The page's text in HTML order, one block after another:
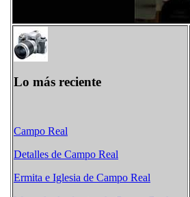
Lo más reciente
Campo Real
Detalles de Campo Real
Ermita e Iglesia de Campo Real